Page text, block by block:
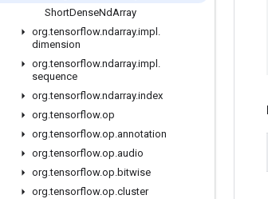
ShortDenseNdArray
org.tensorflow.ndarray.impl .
dimension
org.tensorflow.ndarray.impl .
sequence
org.tensorflow.ndarray.index
org.tensorflow.op
org.tensorflow.op.annotation
org.tensorflow.op.audio
org.tensorflow.op.bitwise
org.tensorflow.op.cluster